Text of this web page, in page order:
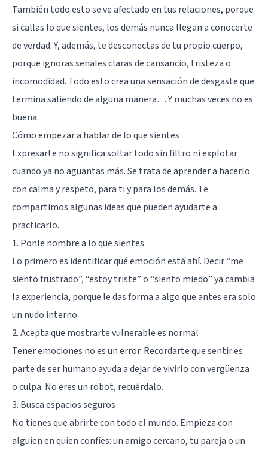
También todo esto se ve afectado en tus relaciones, porque
si callas lo que sientes, los demás nunca llegan a conocerte
de verdad. Y, además, te desconectas de tu propio cuerpo,
porque ignoras señales claras de cansancio, tristeza o
incomodidad. Todo esto crea una sensación de desgaste que
termina saliendo de alguna manera… Y muchas veces no es
buena.
Cómo empezar a hablar de lo que sientes
Expresarte no significa soltar todo sin filtro ni explotar
cuando ya no aguantas más. Se trata de aprender a hacerlo
con calma y respeto, para ti y para los demás. Te
compartimos algunas ideas que pueden ayudarte a
practicarlo.
1. Ponle nombre a lo que sientes
Lo primero es identificar qué emoción está ahí. Decir “me
siento frustrado”, “estoy triste” o “siento miedo” ya cambia
la experiencia, porque le das forma a algo que antes era solo
un nudo interno.
2. Acepta que mostrarte vulnerable es normal
Tener emociones no es un error. Recordarte que sentir es
parte de ser humano ayuda a dejar de vivirlo con vergüenza
o culpa. No eres un robot, recuérdalo.
3. Busca espacios seguros
No tienes que abrirte con todo el mundo. Empieza con
alguien en quien confíes: un amigo cercano, tu pareja o un